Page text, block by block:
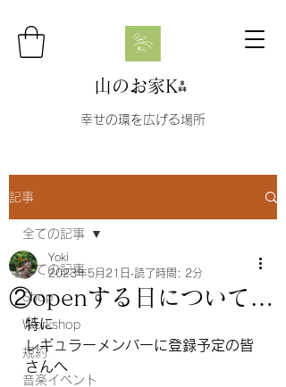
山のお家K⁂
幸せの環を広げる場所
記事
全ての記事
Shop
Workshop
規約
音楽イベント
全ての記事
②openする日について…
Yoki
2023年5月21日 読了時間: 2分
特に
レギュラーメンバーに登録予定の皆
さんへ